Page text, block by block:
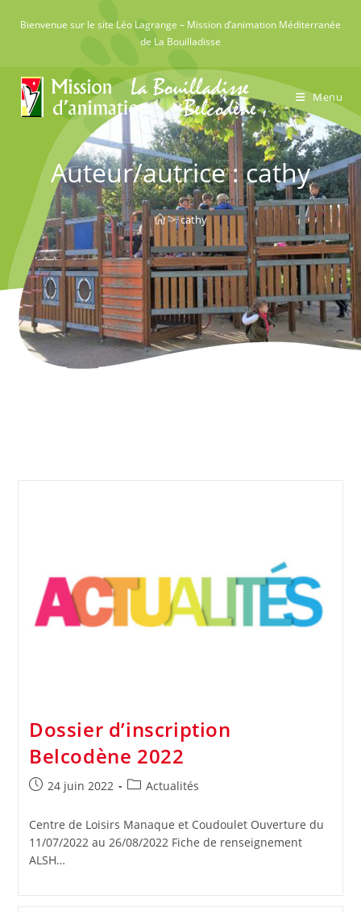
Bienvenue sur le site Léo Lagrange – Mission d’animation Méditerranée
de La Bouilladisse
Menu
Auteur/autrice :cathy
Cet auteur a écrit 45 articles
> cathy
Dossier d’inscription
Belcodène 2022
Publication
24 juin 2022
PostActualités
Centre de Loisirs Manaque et Coudoulet Ouverture du
11/07/2022 au 26/08/2022 Fiche de renseignement
ALSH…